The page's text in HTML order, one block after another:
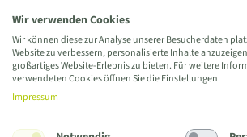
Wir verwenden Cookies
Wir können diese zur Analyse unserer Besucherdaten
Website zu verbessern, personalisierte Inhalte
großartiges Website-Erlebnis zu bieten. Für weitere
verwendeten Cookies öffnen Sie die Einstellungen.
Impressum